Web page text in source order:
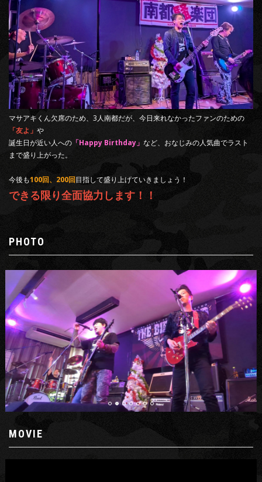
マサアキくん欠席のため、3人南都だが、今日来れなかったファンのための
「友よ」 や
誕生日が近い人への 「Happy Birthday」 など、おなじみの人気曲でラスト
まで盛り上がった。
今後も100回、200回目指して盛り上げていきましょう！
できる限り全面協力します！！
PHOTO
MOVIE